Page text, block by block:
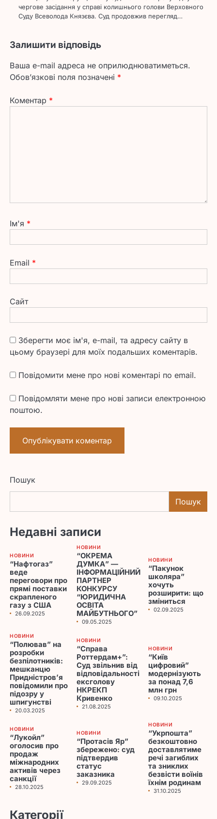
чергове засідання у справі колишнього голови Верховного
Суду Всеволода Князєва. Суд продовжив перегляд…
Залишити відповідь
Ваша e-mail адреса не оприлюднюватиметься.
Обов’язкові поля позначені *
Коментар *
Ім'я *
Email *
Сайт
Зберегти моє ім'я, e-mail, та адресу сайту в
цьому браузері для моїх подальших коментарів.
Повідомити мене про нові коментарі по email.
Повідомляти мене про нові записи електронною
поштою.
Пошук
Пошук
Недавні записи
НОВИНИ
“Нафтогаз”
веде
переговори про
прямі поставки
скрапленого
газу з США
26.09.2025
НОВИНИ
“ОКРЕМА
ДУМКА” —
ІНФОРМАЦІЙНИЙ
ПАРТНЕР
КОНКУРСУ
“ЮРИДИЧНА
ОСВІТА
МАЙБУТНЬОГО”
09.05.2025
НОВИНИ
“Пакунок
школяра”
хочуть
розширити: що
зміниться
02.09.2025
НОВИНИ
“Полював” на
розробки
безпілотників:
мешканцю
Придністров’я
повідомили про
підозру у
шпигунстві
20.03.2025
НОВИНИ
“Справа
Роттердам+”:
Суд звільнив від
відповідальності
ексголову
НКРЕКП
Кривенко
21.08.2025
НОВИНИ
“Київ
цифровий”
модернізують
за понад 7,6
млн грн
09.10.2025
НОВИНИ
“Лукойл”
оголосив про
продаж
міжнародних
активів через
санкції
28.10.2025
НОВИНИ
“Протасів Яр”
збережено: суд
підтвердив
статус
заказника
29.09.2025
НОВИНИ
“Укрпошта”
безкоштовно
доставлятиме
речі загиблих
та зниклих
безвісти воїнів
їхнім родинам
31.10.2025
Категорії